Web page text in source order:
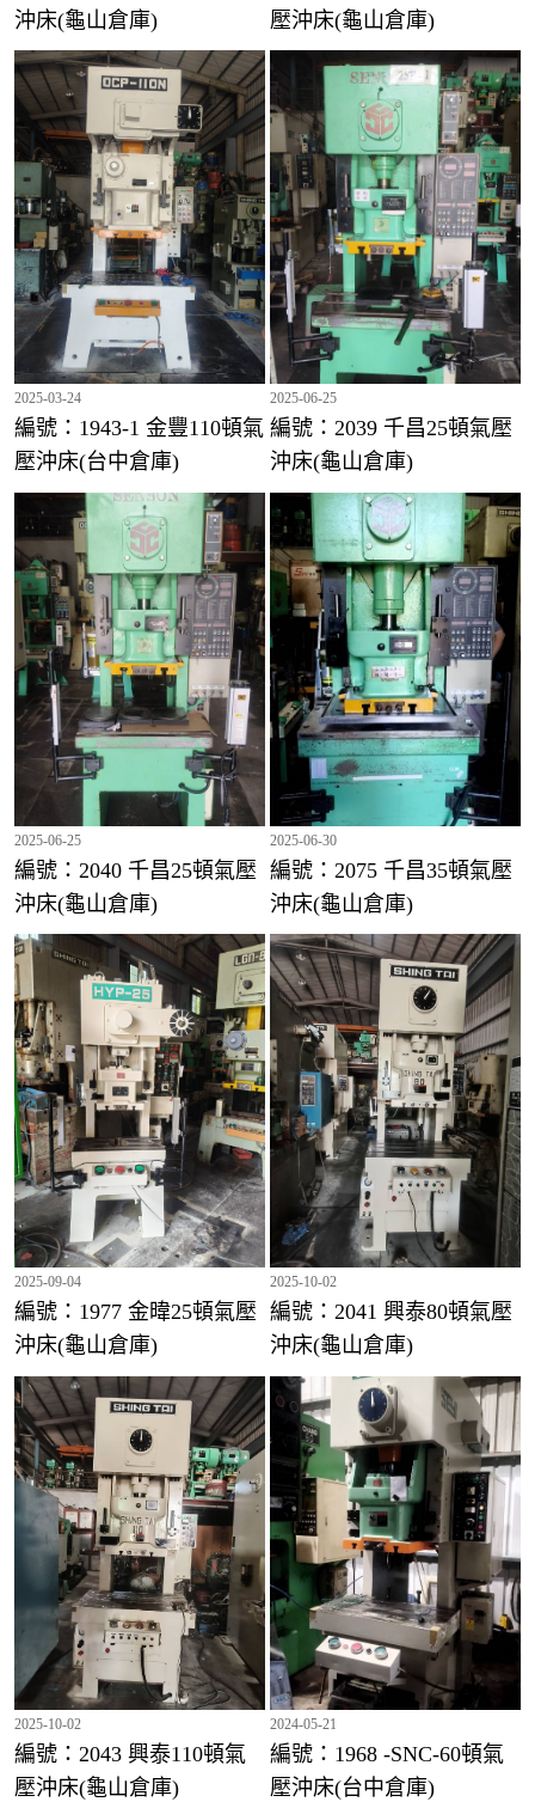
編號：2016 千昌80頓氣壓沖床(龜山倉庫)
編號：1998 興泰200頓氣壓沖床(龜山倉庫)
編號：1713 興泰25頓氣壓沖床(龜山倉庫)
編號：1772 千昌60頓氣壓沖床(龜山倉庫)
沖床(龜山倉庫)
壓沖床(龜山倉庫)
2025-03-24
編號：1943-1 金豐110頓氣
壓沖床(台中倉庫)
2025-06-25
編號：2039 千昌25頓氣壓
沖床(龜山倉庫)
2025-06-25
編號：2040 千昌25頓氣壓
沖床(龜山倉庫)
2025-06-30
編號：2075 千昌35頓氣壓
沖床(龜山倉庫)
2025-09-04
編號：1977 金暐25頓氣壓
沖床(龜山倉庫)
2025-10-02
編號：2041 興泰80頓氣壓
沖床(龜山倉庫)
2025-10-02
編號：2043 興泰110頓氣
壓沖床(龜山倉庫)
2024-05-21
編號：1968 -SNC-60頓氣
壓沖床(台中倉庫)